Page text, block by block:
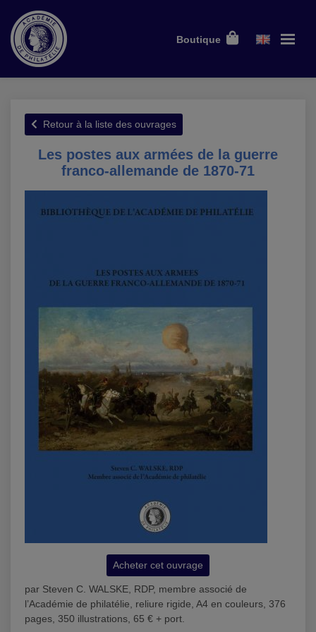
Boutique
Retour à la liste des ouvrages
Les postes aux armées de la guerre
franco-allemande de 1870-71
Acheter cet ouvrage
par Steven C. WALSKE, RDP, membre associé de
l’Académie de philatélie, reliure rigide, A4 en couleurs, 376
pages, 350 illustrations, 65 € + port.